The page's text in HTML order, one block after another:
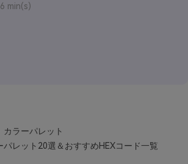
6 min(s)
カラーパレット
パレット20選＆おすすめHEXコード一覧